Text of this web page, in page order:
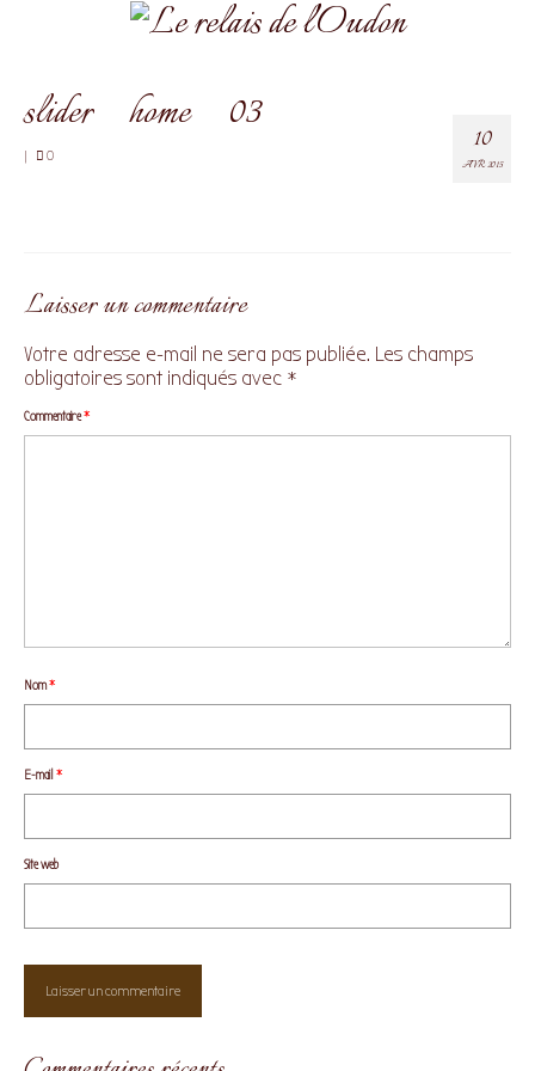
10
AVR 2015
slider_home_03
| 0
Laisser un commentaire
Votre adresse e-mail ne sera pas publiée. Les champs
obligatoires sont indiqués avec *
Commentaire*
Nom*
E-mail *
Site web